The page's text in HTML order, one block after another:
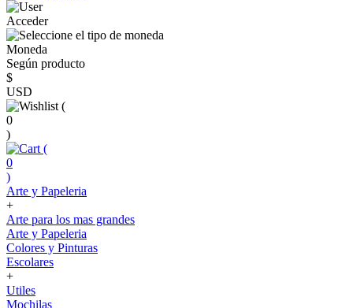
Acceder
Moneda
Según producto
$
USD
(
0
)
(
0
)
Arte y Papeleria
+
Arte para los mas grandes
Arte y Papeleria
Colores y Pinturas
Escolares
+
Utiles
Mochilas